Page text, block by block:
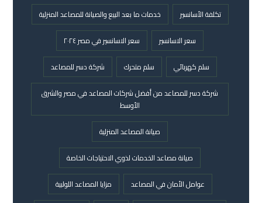
تكلفة الأسانسير
خدمات ما بعد البيع والصيانة للمصاعد المنزلية
سعر الاسانسير
سعر الاسانسير في مصر ٢٠٢٤
سلم كهربائي
سلم متحرك
شركة دسر للمصاعد
شركة دسر للمصاعد من أفضل شركات المصاعد في مصر والشرق
الأوسط
صيانة المصاعد المنزلية
صيانة مصاعد الخدمات لذوي الاحتياجات الخاصة
عوامل الأمان في المصاعد
مزايا المصاعد اللولبية